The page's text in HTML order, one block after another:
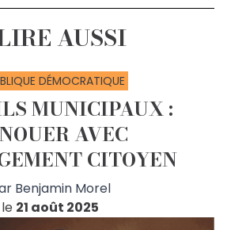
AUSSI
DÉMOCRATIQUE
MUNICIPAUX :
AVEC
CITOYEN
Benjamin Morel
le 21 août 2025